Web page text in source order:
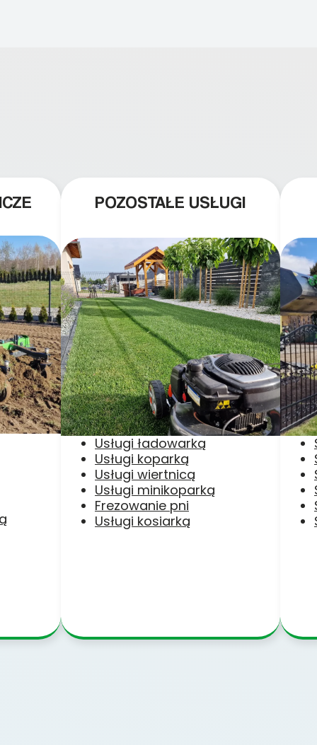
POZOSTAŁE USŁUGI
Usługi ładowarką
Usługi koparką
Usługi wiertnicą
Usługi minikoparką
Frezowanie pni
Usługi kosiarką